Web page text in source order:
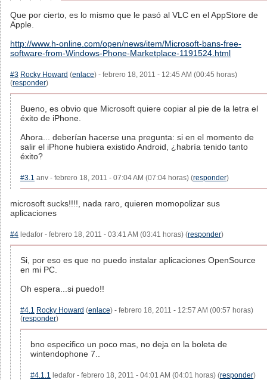
Que por cierto, es lo mismo que le pasó al VLC en el AppStore de
Apple.
http://www.h-online.com/open/news/item/Microsoft-bans-free-
software-from-Windows-Phone-Marketplace-1191524.html
#3 Rocky Howard (enlace) - febrero 18, 2011 - 12:45 AM (00:45 horas)
(responder)
Bueno, es obvio que Microsoft quiere copiar al pie de la letra el
éxito de iPhone.
Ahora... deberían hacerse una pregunta: si en el momento de
salir el iPhone hubiera existido Android, ¿habría tenido tanto
éxito?
#3.1 anv - febrero 18, 2011 - 07:04 AM (07:04 horas) (responder)
microsoft sucks!!!!, nada raro, quieren momopolizar sus
aplicaciones
#4 ledafor - febrero 18, 2011 - 03:41 AM (03:41 horas) (responder)
Si, por eso es que no puedo instalar aplicaciones OpenSource
en mi PC.
Oh espera...si puedo!!
#4.1 Rocky Howard (enlace) - febrero 18, 2011 - 12:57 AM (00:57 horas)
(responder)
bno especifico un poco mas, no deja en la boleta de
wintendophone 7..
#4.1.1 ledafor - febrero 18, 2011 - 04:01 AM (04:01 horas) (responder)